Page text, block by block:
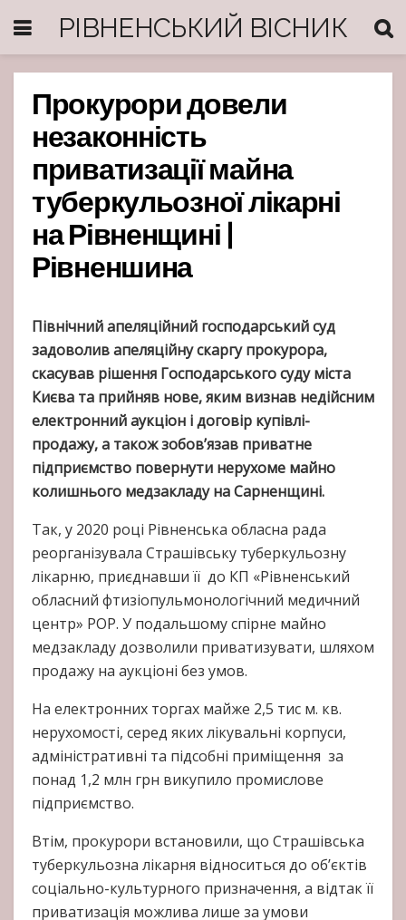
РІВНЕНСЬКИЙ ВІСНИК
Прокурори довели
незаконність
приватизації майна
туберкульозної лікарні
на Рівненщині |
Рівненшина
Північний апеляційний господарський суд
задоволив апеляційну скаргу прокурора,
скасував рішення Господарського суду міста
Києва та прийняв нове, яким визнав недійсним
електронний аукціон і договір купівлі-
продажу, а також зобов’язав приватне
підприємство повернути нерухоме майно
колишнього медзакладу на Сарненщині.
Так, у 2020 році Рівненська обласна рада
реорганізувала Страшівську туберкульозну
лікарню, приєднавши її до КП «Рівненський
обласний фтизіопульмонологічний медичний
центр» РОР. У подальшому спірне майно
медзакладу дозволили приватизувати, шляхом
продажу на аукціоні без умов.
На електронних торгах майже 2,5 тис м. кв.
нерухомості, серед яких лікувальні корпуси,
адміністративні та підсобні приміщення за
понад 1,2 млн грн викупило промислове
підприємство.
Втім, прокурори встановили, що Страшівська
туберкульозна лікарня відноситься до об’єктів
соціально-культурного призначення, а відтак її
приватизація можлива лише за умови